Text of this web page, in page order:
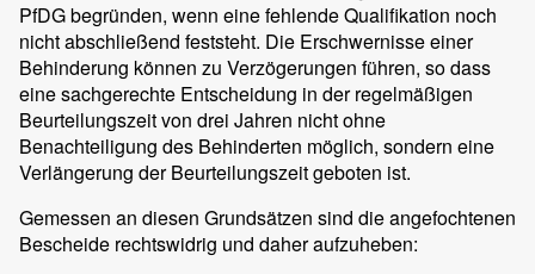
PfDG begründen, wenn eine fehlende Qualifikation noch
nicht abschließend feststeht. Die Erschwernisse einer
Behinderung können zu Verzögerungen führen, so dass
eine sachgerechte Entscheidung in der regelmäßigen
Beurteilungszeit von drei Jahren nicht ohne
Benachteiligung des Behinderten möglich, sondern eine
Verlängerung der Beurteilungszeit geboten ist.
Gemessen an diesen Grundsätzen sind die angefochtenen
Bescheide rechtswidrig und daher aufzuheben: